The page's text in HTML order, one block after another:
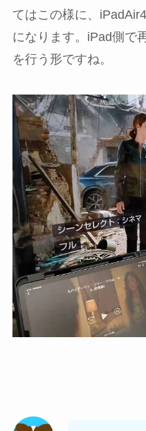
てはこの様に、
になります。iPad側で
を行う形ですね。